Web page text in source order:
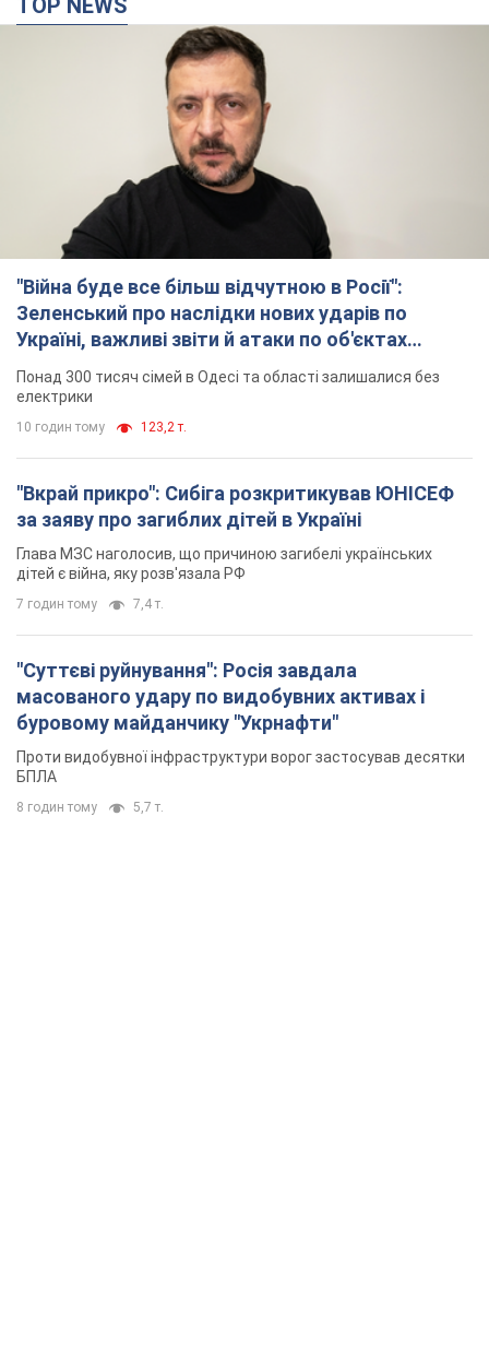
TOP NEWS
"Війна буде все більш відчутною в Росії":
Зеленський про наслідки нових ударів по
Україні, важливі звіти й атаки по об'єктах
ворога. Відео
Понад 300 тисяч сімей в Одесі та області залишалися без
електрики
10 годин тому 123,2 т.
"Вкрай прикро": Сибіга розкритикував ЮНІСЕФ
за заяву про загиблих дітей в Україні
Глава МЗС наголосив, що причиною загибелі українських
дітей є війна, яку розв'язала РФ
7 годин тому 7,4 т.
"Суттєві руйнування": Росія завдала
масованого удару по видобувних активах і
буровому майданчику "Укрнафти"
Проти видобувної інфраструктури ворог застосував десятки
БПЛА
8 годин тому 5,7 т.